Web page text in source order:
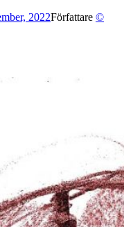
2022Författare ©